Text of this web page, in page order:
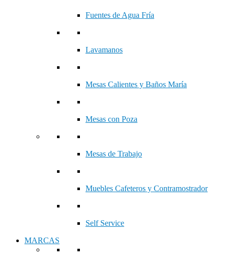
Fuentes de Agua Fría
Lavamanos
Mesas Calientes y Baños María
Mesas con Poza
Mesas de Trabajo
Muebles Cafeteros y Contramostrador
Self Service
MARCAS